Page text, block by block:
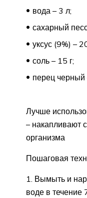
вода – 3 л;
сахарный
уксус (9%) –
соль – 15 г;
перец
Лучше
– накапливают
организма
Пошаговая
Вымыть и
воде в течение